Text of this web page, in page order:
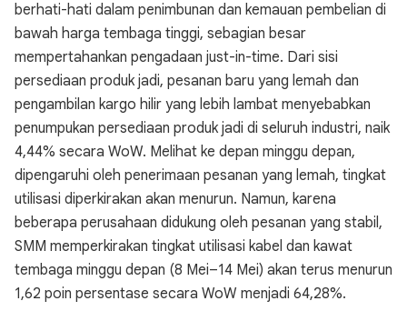
berhati-hati dalam penimbunan dan kemauan pembelian di
bawah harga tembaga tinggi, sebagian besar
mempertahankan pengadaan just-in-time. Dari sisi
persediaan produk jadi, pesanan baru yang lemah dan
pengambilan kargo hilir yang lebih lambat menyebabkan
penumpukan persediaan produk jadi di seluruh industri, naik
4,44% secara WoW. Melihat ke depan minggu depan,
dipengaruhi oleh penerimaan pesanan yang lemah, tingkat
utilisasi diperkirakan akan menurun. Namun, karena
beberapa perusahaan didukung oleh pesanan yang stabil,
SMM memperkirakan tingkat utilisasi kabel dan kawat
tembaga minggu depan (8 Mei–14 Mei) akan terus menurun
1,62 poin persentase secara WoW menjadi 64,28%.